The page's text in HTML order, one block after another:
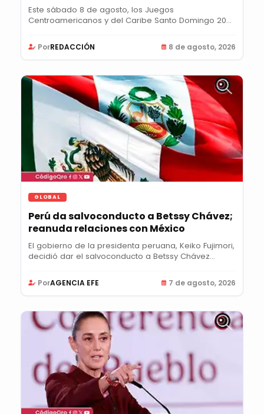
Este sábado 8 de agosto, los Juegos
Centroamericanos y del Caribe Santo Domingo 2026
PorREDACCIÓN 8 de agosto, 2026
GLOBAL
Perú da salvoconducto a Betssy Chávez;
reanuda relaciones con México
El gobierno de la presidenta peruana, Keiko Fujimori,
decidió dar el salvoconducto a Betssy Chávez...
PorAGENCIA EFE 7 de agosto, 2026